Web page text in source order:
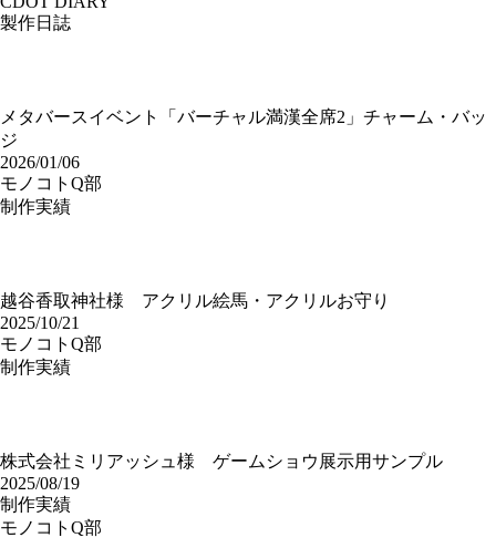
製作日誌
メタバースイベント「バーチャル満漢全席2」チャーム・バッ
ジ
2026/01/06
モノコトQ部
制作実績
越谷香取神社様 アクリル絵馬・アクリルお守り
2025/10/21
モノコトQ部
制作実績
株式会社ミリアッシュ様 ゲームショウ展示用サンプル
2025/08/19
制作実績
モノコトQ部